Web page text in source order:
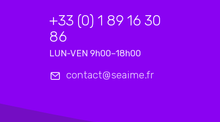
+33 (0) 1 89 16 30
86
LUN-VEN 9h00–18h00
contact@seaime.fr